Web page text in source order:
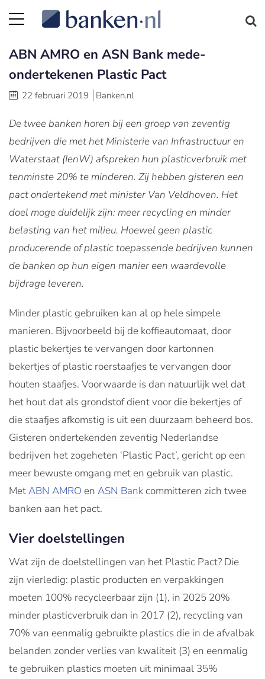
ABN AMRO en ASN Bank mede-
ondertekenen Plastic Pact
22 februari 2019 Banken.nl
De twee banken horen bij een groep van zeventig
bedrijven die met het Ministerie van Infrastructuur en
Waterstaat (IenW) afspreken hun plasticverbruik met
tenminste 20% te minderen. Zij hebben gisteren een
pact ondertekend met minister Van Veldhoven. Het
doel moge duidelijk zijn: meer recycling en minder
belasting van het milieu. Hoewel geen plastic
producerende of plastic toepassende bedrijven kunnen
de banken op hun eigen manier een waardevolle
bijdrage leveren.
Minder plastic gebruiken kan al op hele simpele
manieren. Bijvoorbeeld bij de koffieautomaat, door
plastic bekertjes te vervangen door kartonnen
bekertjes of plastic roerstaafjes te vervangen door
houten staafjes. Voorwaarde is dan natuurlijk wel dat
het hout dat als grondstof dient voor die bekertjes of
die staafjes afkomstig is uit een duurzaam beheerd bos.
Gisteren ondertekenden zeventig Nederlandse
bedrijven het zogeheten ‘Plastic Pact’, gericht op een
meer bewuste omgang met en gebruik van plastic.
MetABN AMRO en ASN Bankcommitteren zich twee
banken aan het pact.
Vier doelstellingen
Wat zijn de doelstellingen van het Plastic Pact? Die
zijn vierledig: plastic producten en verpakkingen
moeten 100% recycleerbaar zijn (1), in 2025 20%
minder plasticverbruik dan in 2017 (2), recycling van
70% van eenmalig gebruikte plastics die in de afvalbak
belanden zonder verlies van kwaliteit (3) en eenmalig
te gebruiken plastics moeten uit minimaal 35%